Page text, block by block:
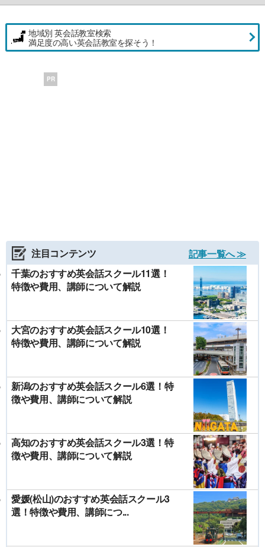
地域別 英会話教室検索
満足度の高い英会話教室を探そう！
PR
注目コンテンツ
記事一覧へ ≫
千葉のおすすめ英会話スクール11選！
特徴や費用、講師について解説
大宮のおすすめ英会話スクール10選！
特徴や費用、講師について解説
新潟のおすすめ英会話スクール6選！特
徴や費用、講師について解説
高知のおすすめ英会話スクール3選！特
徴や費用、講師について解説
愛媛(松山)のおすすめ英会話スクール3
選！特徴や費用、講師につ...